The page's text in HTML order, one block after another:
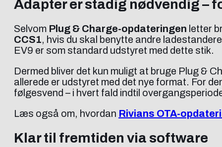
Adapter er stadig nødvendig –
Selvom Plug & Charge-opdateringen letter
CCS1, hvis du skal benytte andre
EV9 er som standard udstyret med dette stik.
Dermed bliver det kun muligt at bruge Plug &
allerede er udstyret med det nye format. For
følgesvend – i hvert fald indtil
Læs også om, hvordan Rivians OTA-
Klar til fremtiden via software